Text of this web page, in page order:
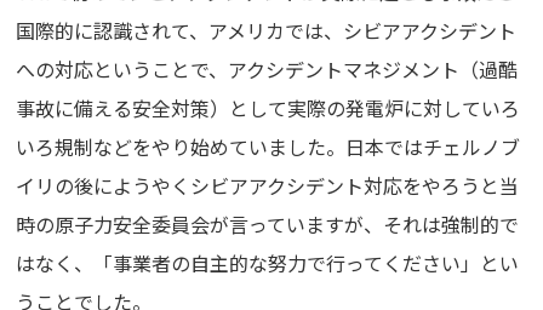
国際的に認識されて、アメリカでは、シビアアクシデント
への対応ということで、アクシデントマネジメント（過酷
事故に備える安全対策）として実際の発電炉に対していろ
いろ規制などをやり始めていました。日本ではチェルノブ
イリの後にようやくシビアアクシデント対応をやろうと当
時の原子力安全委員会が言っていますが、それは強制的で
はなく、「事業者の自主的な努力で行ってください」とい
うことでした。